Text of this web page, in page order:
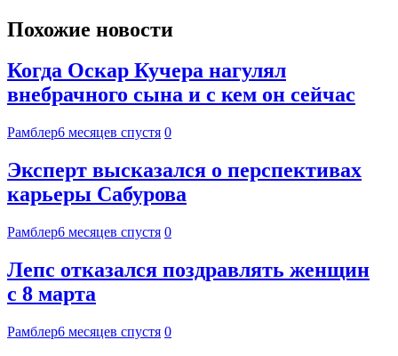
Похожие новости
Когда Оскар Кучера нагулял
внебрачного сына и с кем он сейчас
Рамблер6 месяцев спустя 0
Эксперт высказался о перспективах
карьеры Сабурова
Рамблер6 месяцев спустя 0
Лепс отказался поздравлять женщин
с 8 марта
Рамблер6 месяцев спустя 0